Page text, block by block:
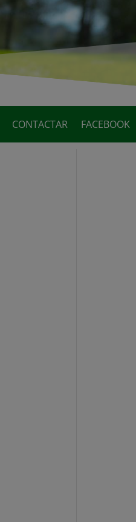
CONTACTAR FACEBOOK